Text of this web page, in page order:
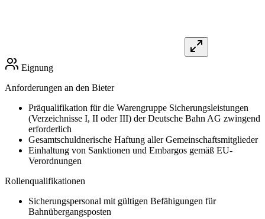
Eignung
Anforderungen an den Bieter
Präqualifikation für die Warengruppe Sicherungsleistungen
(Verzeichnisse I, II oder III) der Deutsche Bahn AG zwingend
erforderlich
Gesamtschuldnerische Haftung aller Gemeinschaftsmitglieder
Einhaltung von Sanktionen und Embargos gemäß EU-
Verordnungen
Rollenqualifikationen
Sicherungspersonal mit gültigen Befähigungen für
Bahnübergangsposten